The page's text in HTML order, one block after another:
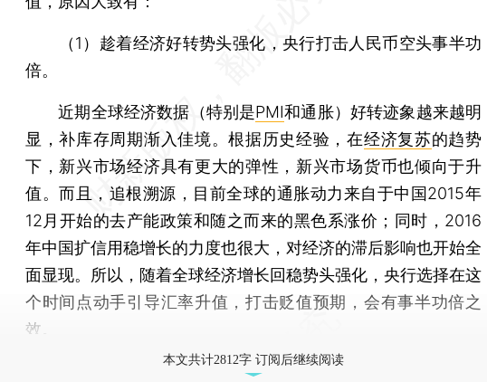
（1）趁着经济好转势头强化，央行打击人民币空头事半功
倍。
近期全球经济数据（特别是PMI和通胀）好转迹象越来越明
显，补库存周期渐入佳境。根据历史经验，在经济复苏的趋势
下，新兴市场经济具有更大的弹性，新兴市场货币也倾向于升
值。而且，追根溯源，目前全球的通胀动力来自于中国2015年
12月开始的去产能政策和随之而来的黑色系涨价；同时，2016
年中国扩信用稳增长的力度也很大，对经济的滞后影响也开始全
面显现。所以，随着全球经济增长回稳势头强化，央行选择在这
个时间点动手引导汇率升值，打击贬值预期，会有事半功倍之
效。
本文共计2812字 订阅后继续阅读